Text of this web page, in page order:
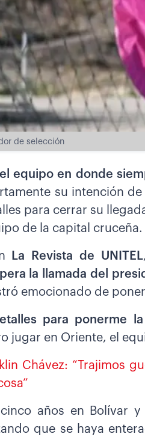
de selección
equipo en donde
su intención
para cerrar su
de la capital cruceña.
La Revista de UNITEL
la llamada del
emocionado de
para ponerme
jugar en Oriente, el
Chávez: “Trajimos
cinco años en Bolívar
que se haya